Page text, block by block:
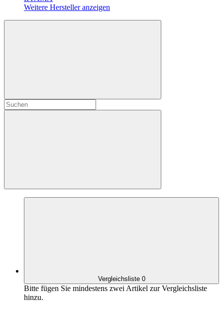
Weitere Hersteller anzeigen
Vergleichsliste 0
Bitte fügen Sie mindestens zwei Artikel zur Vergleichsliste
hinzu.